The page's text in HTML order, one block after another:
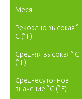
Месяц
Рекордно высокая °
C (° F)
Средняя высокая ° C
(° F)
Среднесуточное
значение ° C (° F)